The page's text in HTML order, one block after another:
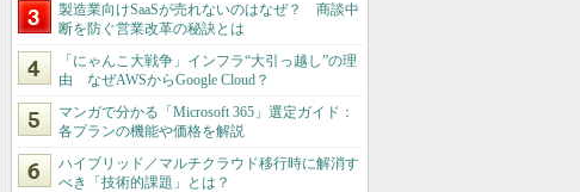
製造業向けSaaSが売れないのはなぜ？ 商談中
断を防ぐ営業改革の秘訣とは
「にゃんこ大戦争」インフラ“大引っ越し”の理
由 なぜAWSからGoogle Cloud？
マンガで分かる「Microsoft 365」選定ガイド：
各プランの機能や価格を解説
ハイブリッド／マルチクラウド移行時に解消す
べき「技術的課題」とは？